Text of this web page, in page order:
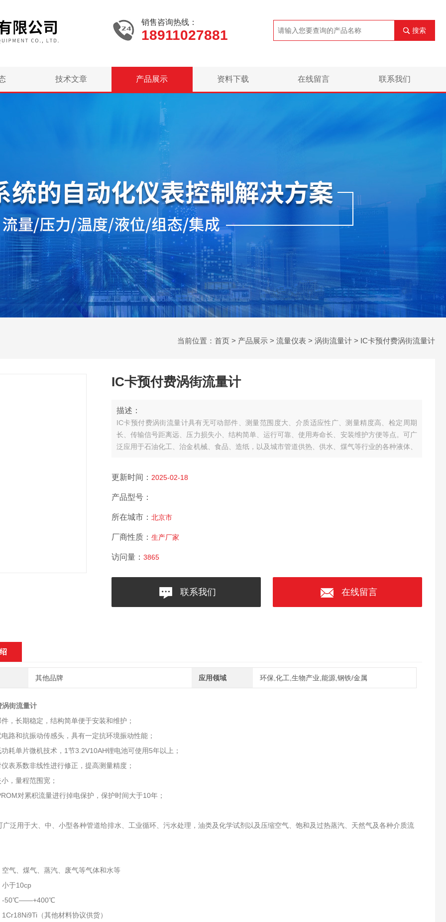
销售咨询热线：
18911027881 搜索
技术文章 产品展示 资料下载 在线留言 联系我们
当前位置： 首页 > 产品展示 > 流量仪表 > 涡街流量计 > IC卡预付费涡街流量计
IC卡预付费涡街流量计
描述：
IC卡预付费涡街流量计具有无可动部件、测量范围度大、介质适应性广、测量精度高、检定周期
长、传输信号距离远、压力损失小、结构简单、运行可靠、使用寿命长、安装维护方便等点。可广
泛应用于石油化工、治金机械、食品、造纸，以及城市管道供热、供水、煤气等行业的各种液体、
更新时间： 2025-02-18
产品型号：
所在城市： 北京市
厂商性质： 生产厂家
访问量： 3865
联系我们 在线留言
其他品牌 应用领域 环保,化工,生物产业,能源,钢铁/金属
涡街流量计
，长期稳定，结构简单便于安装和维护；
路和抗振动传感头，具有一定抗环境振动性能；
耗单片微机技术，1节3.2V10AH锂电池可使用5年以上；
表系数非线性进行修正，提高测量精度；
，量程范围宽；
对累积流量进行掉电保护，保护时间大于10年；
泛用于大、中、小型各种管道给排水、工业循环、污水处理，油类及化学试剂以及压缩空气、饱和及过热蒸汽、天然气及各种介质流
空气、煤气、蒸汽、废气等气体和水等
小于10cp
-50℃——+400℃
（其他材料协议供货）